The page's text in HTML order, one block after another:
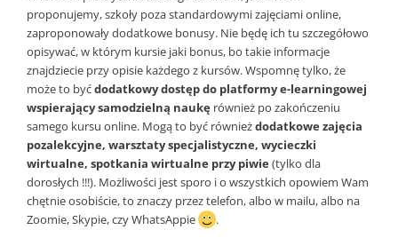
proponujemy, szkoły poza standardowymi zajęciami online,
zaproponowały dodatkowe bonusy. Nie będę ich tu szczegółowo
opisywać, w którym kursie jaki bonus, bo takie informacje
znajdziecie przy opisie każdego z kursów. Wspomnę tylko, że
może to byćdodatkowy dostęp do platformy e-learningowej
wspierający samodzielną naukę również po zakończeniu
samego kursu online. Mogą to być równieżdodatkowe zajęcia
pozalekcyjne, warsztaty specjalistyczne, wycieczki
wirtualne, spotkania wirtualne przy piwie(tylko dla
dorosłych !!!). Możliwości jest sporo i o wszystkich opowiem Wam
chętnie osobiście, to znaczy przez telefon, albo w mailu, albo na
Zoomie, Skypie, czy WhatsAppie
.